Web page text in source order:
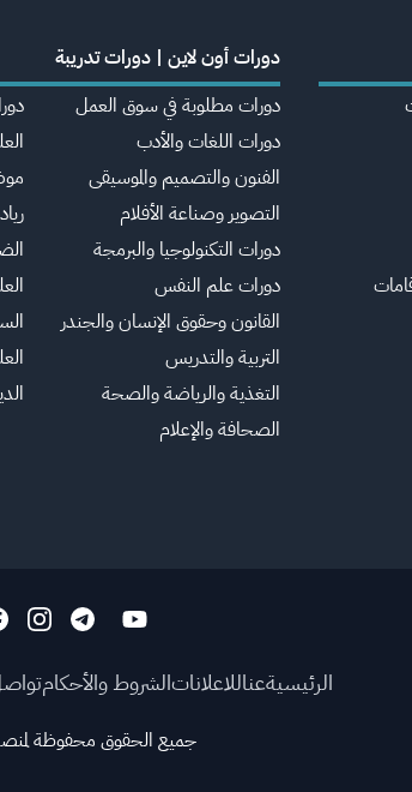
دورات أون لاين | دورات تدريبة
دورات مطلوبة في سوق العمل
دورات اللغات والأدب
الفنون والتصميم والموسيقى
التصوير وصناعة الأفلام
دورات التكنولوجيا والبرمجة
دورات علم النفس
القانون وحقوق الإنسان والجندر
التربية والتدريس
التغذية والرياضة والصحة
الصحافة والإعلام
الرئيسيةعناللاعلاناتالشروط والأحكام
جميع الحقوق محفوظة